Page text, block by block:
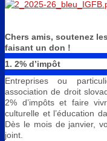
Chers amis, soutenez
faisant un don !
1. 2% d’impôt
Entreprises ou
association de droit
2% d’impôts et faire
culturelle et l’éducation
Dès le mois de janvier,
joint.